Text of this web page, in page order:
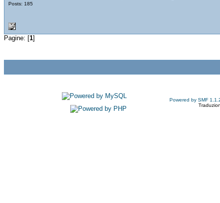
Posts: 185
Pagine: [1]
Powered by SMF